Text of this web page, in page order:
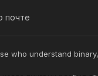
почте
who understand